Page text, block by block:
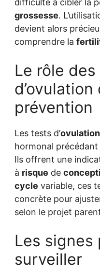
difficulté à cibler la
grossesse.
devient alors
comprendre la
Le rôle
d’ovulation
prévention
Les tests d’ovulation
hormonal précédant
Ils offrent une
à risque de
cycle variable, ces
concrète pour
selon le projet
Les signes
surveiller